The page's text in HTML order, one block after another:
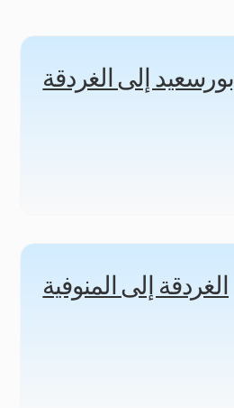
بورسعيد إلى الغردقة
الغردقة إلى المنوفية